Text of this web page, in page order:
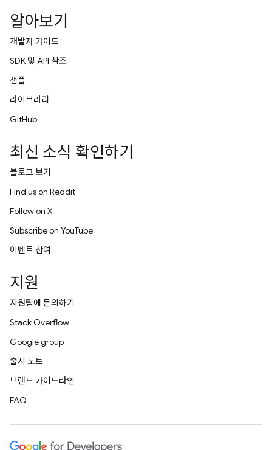
알아보기
개발자 가이드
SDK 및 API 참조
샘플
라이브러리
GitHub
최신 소식 확인하기
블로그 보기
Find us on Reddit
Follow on X
Subscribe on YouTube
이벤트 참여
지원
지원팀에 문의하기
Stack Overflow
Google group
출시 노트
브랜드 가이드라인
FAQ